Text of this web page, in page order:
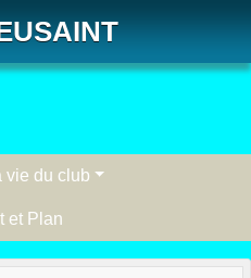
vie du club
et Plan